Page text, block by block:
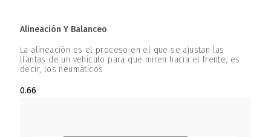
Alineación Y Balanceo
La alineación es el proceso en el que se ajustan las
llantas de un vehículo para que miren hacia el frente, es
decir, los neumáticos